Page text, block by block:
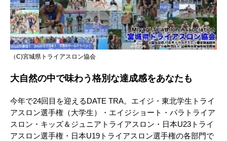
（C)宮城県トライアスロン協会
大自然の中で味わう格別な達成感をあなたも
今年で24回目を迎えるDATE TRA。エイジ・東北学生トライ
アスロン選手権（大学生）・エイジショート・パラトライア
スロン・キッズ＆ジュニアトライアスロン・日本U23トライ
アスロン選手権・日本U19トライアスロン選手権の各部門で